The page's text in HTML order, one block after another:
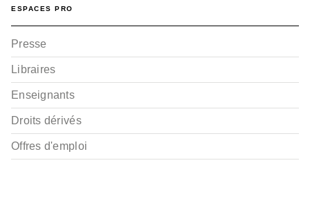
ESPACES PRO
Presse
Libraires
Enseignants
Droits dérivés
Offres d'emploi